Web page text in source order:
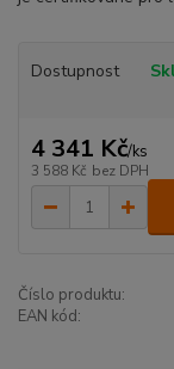
Dostupnost
4 341 Kč/ks
3 588 Kč bez DPH
Číslo produktu:
EAN kód: